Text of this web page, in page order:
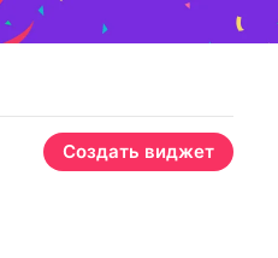
Создать виджет